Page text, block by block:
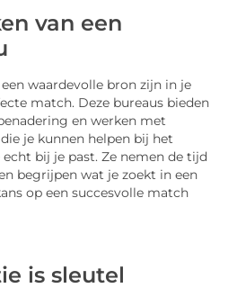
van een
een waardevolle bron zijn in je
match. Deze bureaus bieden
en werken met
je kunnen helpen bij het
bij je past. Ze nemen de tijd
begrijpen wat je zoekt in een
op een succesvolle match
is sleutel